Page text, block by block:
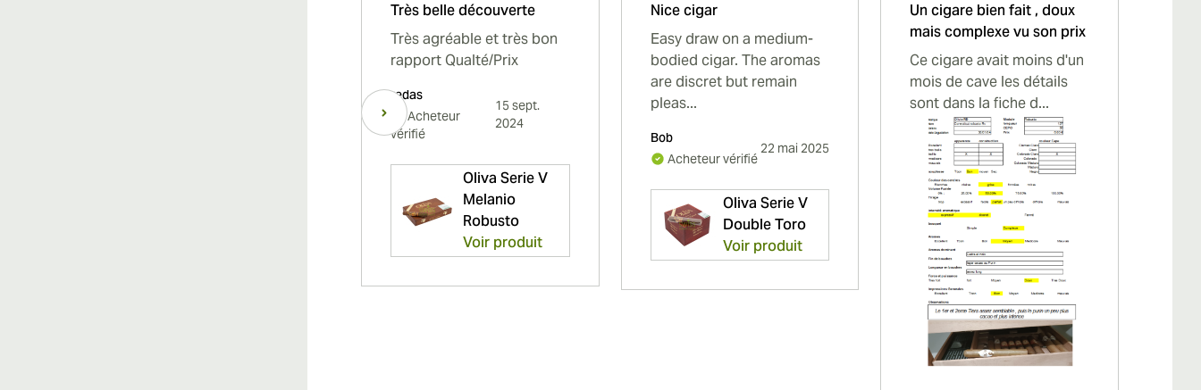
Très belle découverte
Très agréable et très bon
rapport Qualté/Prix
redas
Acheteur
vérifié
15 sept.
2024
Oliva Serie V
Melanio
Robusto
Voir produit
Nice cigar
Easy draw on a medium-
bodied cigar. The aromas
are discret but remain
pleas...
Bob
Acheteur vérifié
22 mai 2025
Oliva Serie V
Double Toro
Voir produit
Un cigare bien fait , doux
mais complexe vu son prix
Ce cigare avait moins d'un
mois de cave les détails
sont dans la fiche d...